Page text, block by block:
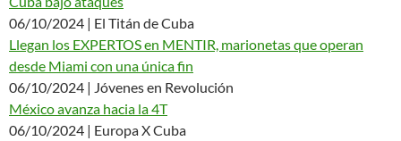
06/10/2024 | El Titán de Cuba
Llegan los EXPERTOS en MENTIR, marionetas que operan
desde Miami con una única fin
06/10/2024 | Jóvenes en Revolución
México avanza hacia la 4T
06/10/2024 | Europa X Cuba